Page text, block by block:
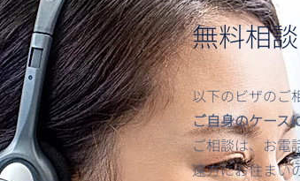
米国出入国時
証・バイオメ
義務化について
無料相談
以下のビザのご
ご自身のケース
ご相談は、お電
遠方にお住まい